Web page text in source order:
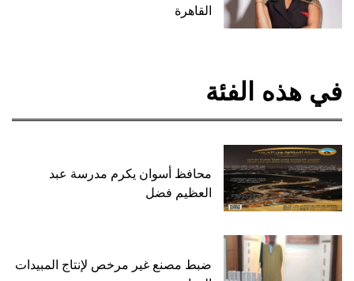
القاهرة
في هذه الفئة
محافظ أسوان يكرم مدرسة عبد
العظيم فضل
ضبط مصنع غير مرخص لإنتاج المبيدات